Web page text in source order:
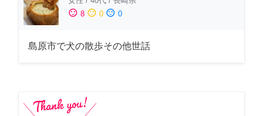
sentiment_satisfied 8 sentiment_neutral 0 sentiment_dissatisfied 0
島原市で犬の散歩その他世話